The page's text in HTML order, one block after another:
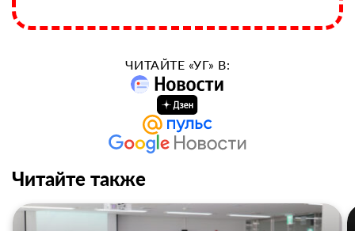
ЧИТАЙТЕ «УГ» В:
Читайте также